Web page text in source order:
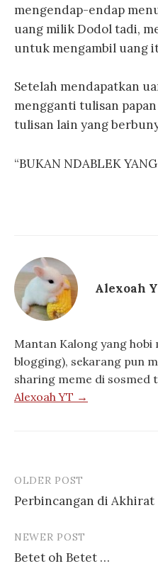
mengendap-endap
uang milik Dodol tadi,
untuk mengambil uang
Setelah mendapatkan
mengganti tulisan
tulisan lain yang
“BUKAN NDABLEK
Alexoah
Mantan Kalong yang hobi
blogging), sekarang pun
sharing meme di sosmed
Alexoah YT →
Post
navigation
OLDER POST
Perbincangan di Akhirat
NEWER POST
Betet oh Betet …